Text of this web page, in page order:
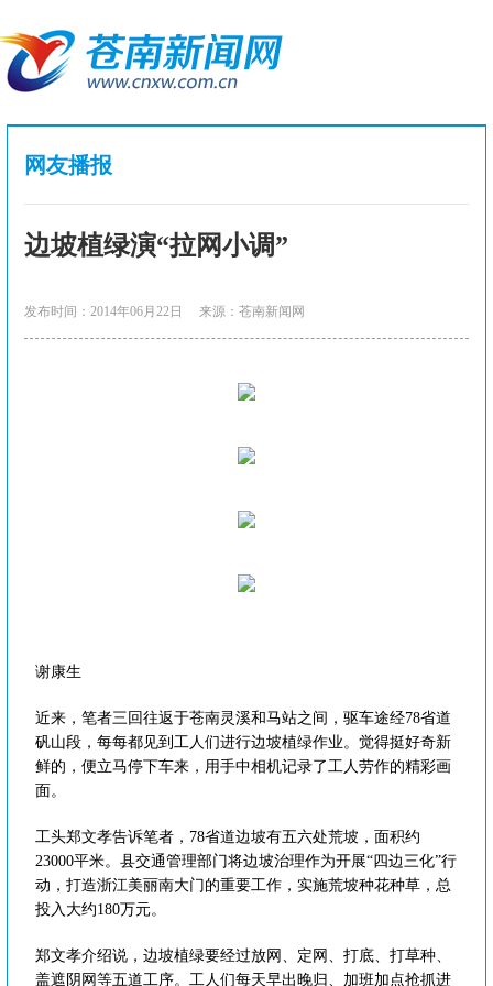
网友播报
边坡植绿演“拉网小调”
发布时间：2014年06月22日 来源：苍南新闻网
谢康生
近来，笔者三回往返于苍南灵溪和马站之间，驱车途经78省道
矾山段，每每都见到工人们进行边坡植绿作业。觉得挺好奇新
鲜的，便立马停下车来，用手中相机记录了工人劳作的精彩画
面。
工头郑文孝告诉笔者，78省道边坡有五六处荒坡，面积约
23000平米。县交通管理部门将边坡治理作为开展“四边三化”行
动，打造浙江美丽南大门的重要工作，实施荒坡种花种草，总
投入大约180万元。
郑文孝介绍说，边坡植绿要经过放网、定网、打底、打草种、
盖遮阴网等五道工序。工人们每天早出晚归、加班加点抢抓进